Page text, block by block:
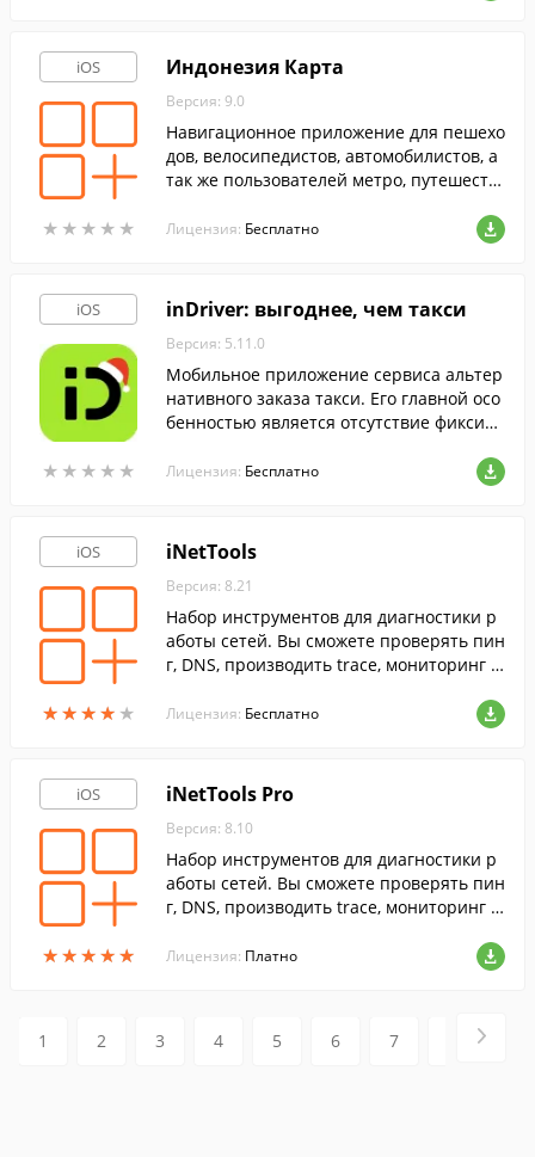
iOS
★ ★ ★ ★ ★
★ ★ ★ ★ ★
Индонезия Карта
Версия: 9.0
Навигационное приложение для пешехо
дов, велосипедистов, автомобилистов, а
так же пользователей метро, путешеств
Лицензия: Бесплатно
iOS
★ ★ ★ ★ ★
★ ★ ★ ★ ★
inDriver: выгоднее, чем такси
Версия: 5.11.0
Мобильное приложение сервиса альтер
нативного заказа такси. Его главной осо
бенностью является отсутствие фиксиро
ам предлагает цену поездки.
Лицензия: Бесплатно
iOS
★★★★ ★
★★★★ ★
iNetTools
Версия: 8.21
Набор инструментов для диагностики р
аботы сетей. Вы сможете проверять пин
г, DNS, производить trace, мониторинг с
ругое.
Лицензия: Бесплатно
iOS
★★★★★
★★★★★
iNetTools Pro
Версия: 8.10
Набор инструментов для диагностики р
аботы сетей. Вы сможете проверять пин
г, DNS, производить trace, мониторинг с
ругое.
Лицензия: Платно
1 2 3 4 5 6 7